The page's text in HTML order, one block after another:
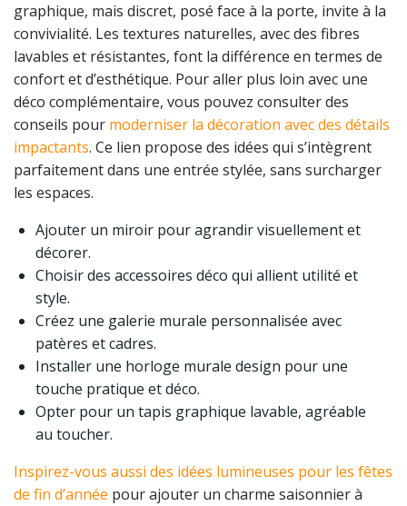
graphique, mais discret, posé face à la porte, invite à la
convivialité. Les textures naturelles, avec des fibres
lavables et résistantes, font la différence en termes de
confort et d’esthétique. Pour aller plus loin avec une
déco complémentaire, vous pouvez consulter des
conseils pour moderniser la décoration avec des détails
impactants. Ce lien propose des idées qui s’intègrent
parfaitement dans une entrée stylée, sans surcharger
les espaces.
Ajouter un miroir pour agrandir visuellement et
décorer.
Choisir des accessoires déco qui allient utilité et
style.
Créez une galerie murale personnalisée avec
patères et cadres.
Installer une horloge murale design pour une
touche pratique et déco.
Opter pour un tapis graphique lavable, agréable
au toucher.
Inspirez-vous aussi des idées lumineuses pour les fêtes
de fin d’année pour ajouter un charme saisonnier à